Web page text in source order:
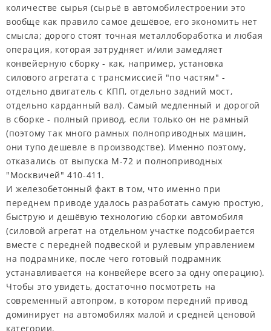
количестве сырья (сырьё в автомобилестроении это
вообще как правило самое дешёвое, его экономить нет
смысла; дорого стоят точная металлобоработка и любая
операция, которая затрудняет и/или замедляет
конвейерную сборку - как, например, установка
силового агрегата с трансмиссией "по частям" -
отдельно двигатель с КПП, отдельно задний мост,
отдельно карданный вал). Самый медленный и дорогой
в сборке - полный привод, если только он не рамный
(поэтому так много рамных полноприводных машин,
они тупо дешевле в производстве). Именно поэтому,
отказались от выпуска М-72 и полноприводных
"Москвичей" 410-411.
И железобетонный факт в том, что именно при
переднем приводе удалось разработать самую простую,
быструю и дешёвую технологию сборки автомобиля
(силовой агрегат на отдельном участке подсобирается
вместе с передней подвеской и рулевым управлением
на подрамнике, после чего готовый подрамник
устанавливается на конвейере всего за одну операцию).
Чтобы это увидеть, достаточно посмотреть на
современный автопром, в котором передний привод
доминирует на автомобилях малой и средней ценовой
категории.